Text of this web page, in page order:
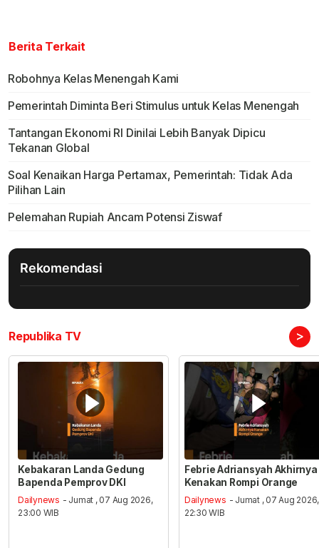
Berita Terkait
Robohnya Kelas Menengah Kami
Pemerintah Diminta Beri Stimulus untuk Kelas Menengah
Tantangan Ekonomi RI Dinilai Lebih Banyak Dipicu
Tekanan Global
Soal Kenaikan Harga Pertamax, Pemerintah: Tidak Ada
Pilihan Lain
Pelemahan Rupiah Ancam Potensi Ziswaf
Rekomendasi
Republika TV >
Kebakaran Landa Gedung
Bapenda Pemprov DKI
Dailynews - Jumat , 07 Aug 2026,
23:00 WIB
Febrie Adriansyah Akhirnya
Kenakan Rompi Orange
Dailynews - Jumat , 07 Aug 2026,
22:30 WIB